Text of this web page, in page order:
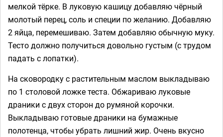
мелкой тёрке. В луковую кашицу добавляю чёрный
молотый перец, соль и специи по желанию. Добавляю
2 яйца, перемешиваю. Затем добавляю обычную муку.
Тесто должно получиться довольно густым (с трудом
падать с лопатки).
На сковородку с растительным маслом выкладываю
по 1 столовой ложке теста. Обжариваю луковые
драники с двух сторон до румяной корочки.
Выкладываю готовые драники на бумажные
полотенца, чтобы убрать лишний жир. Очень вкусно